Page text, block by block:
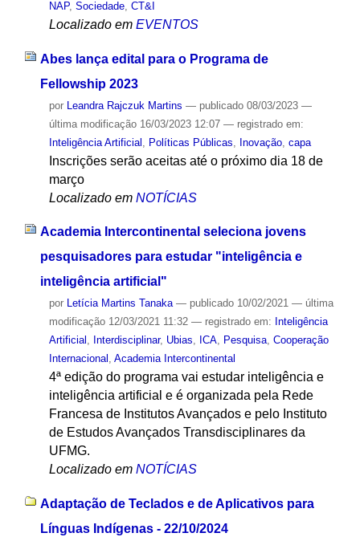
NAP, Sociedade, CT&I
Localizado em EVENTOS
Abes lança edital para o Programa de
Fellowship 2023
por Leandra Rajczuk Martins — publicado08/03/2023 —
última modificação16/03/2023 12:07 — registrado em:
Inteligência Artificial
Políticas Públicas Inovação, capa
Inscrições serão aceitas até o próximo dia 18 de
março
Localizado em NOTÍCIAS
Academia Intercontinental seleciona jovens
pesquisadores para estudar "inteligência e
inteligência artificial"
por Letícia Martins Tanaka — publicado10/02/2021 — última
modificação12/03/2021 11:32 — registrado em: Inteligência
Artificial , Interdisciplinar, Ubias, ICA, Pesquisa, Cooperação
Internacional , Academia Intercontinental
4ª edição do programa vai estudar inteligência e
inteligência artificial e é organizada pela Rede
Francesa de Institutos Avançados e pelo Instituto
de Estudos Avançados Transdisciplinares da
UFMG.
Localizado em NOTÍCIAS
Adaptação de Teclados e de Aplicativos para
Línguas Indígenas - 22/10/2024